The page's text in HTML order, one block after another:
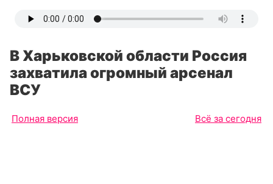
В Харьковской области Россия
захватила огромный арсенал
ВСУ
Полная версия Всё за сегодня